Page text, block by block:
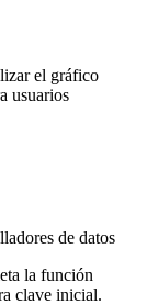
el gráfico
usuarios
de datos
la función
clave inicial.